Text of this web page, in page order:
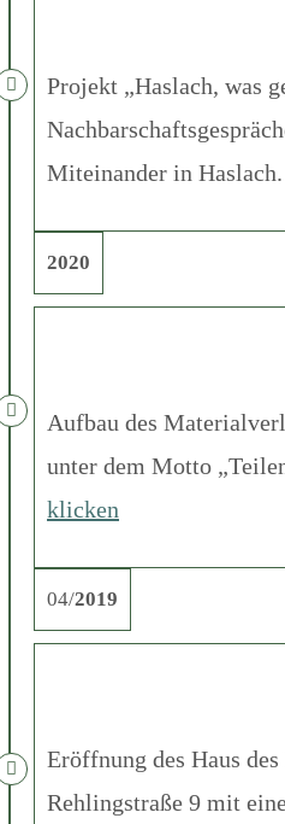
Projekt „Haslach, was
Miteinander in Haslach.
Aufbau des
unter dem Motto
klicken
2020
Eröffnung des Haus
Rehlingstraße 9 mit
04/2019